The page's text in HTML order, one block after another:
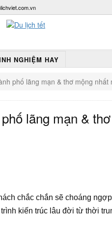
NGHIỆM HAY
phố lãng mạn & thơ mộng nhất
lãng mạn &
chắc chắn sẽ choáng
kiến trúc lâu đời từ thời